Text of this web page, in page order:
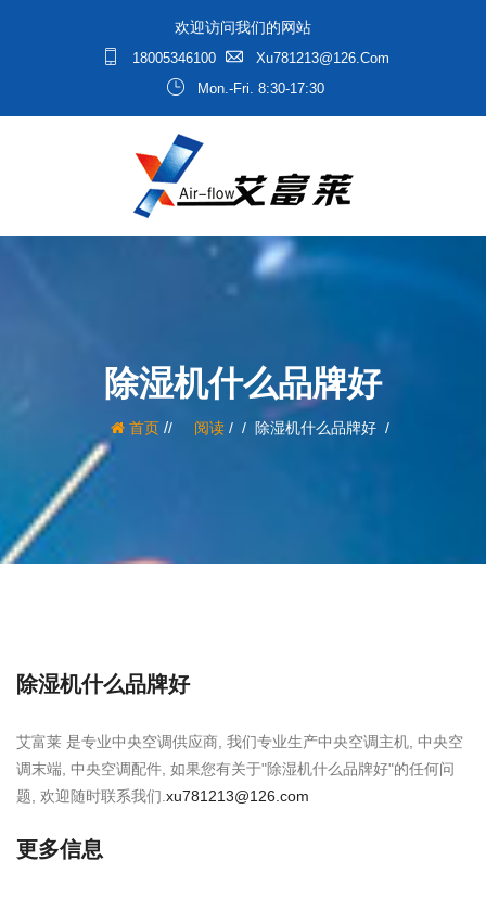
欢迎访问我们的网站
18005346100
Xu781213@126.com
Mon.-Fri. 8:30-17:30
除湿机什么品牌好
首页/ 阅读/ 除湿机什么品牌好
除湿机什么品牌好
艾富莱 是专业中央空调供应商, 我们专业生产中央空调主机, 中央空
调末端, 中央空调配件, 如果您有关于"除湿机什么品牌好"的任何问
题, 欢迎随时联系我们. xu781213@126.com
更多信息